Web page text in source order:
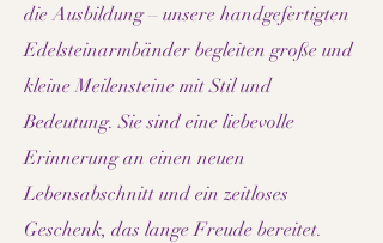
die Ausbildung – unsere handgefertigten
Edelsteinarmbänder begleiten große und
kleine Meilensteine mit Stil und
Bedeutung. Sie sind eine liebevolle
Erinnerung an einen neuen
Lebensabschnitt und ein zeitloses
Geschenk, das lange Freude bereitet.